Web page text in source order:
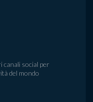
social per
del mondo